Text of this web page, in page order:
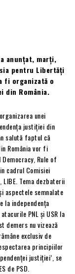
anunțat, marți,
pentru Libertăți
fi organizată o
din România.
unei
justiției din
salută faptul că
România vor fi
Rule of
cadrul Comisiei
Tema dezbaterii
aspectele semnalate
la independența
PNL și USR la
demers nu vizează
exclusiv de
principiilor
justiției’, se
de PSD.